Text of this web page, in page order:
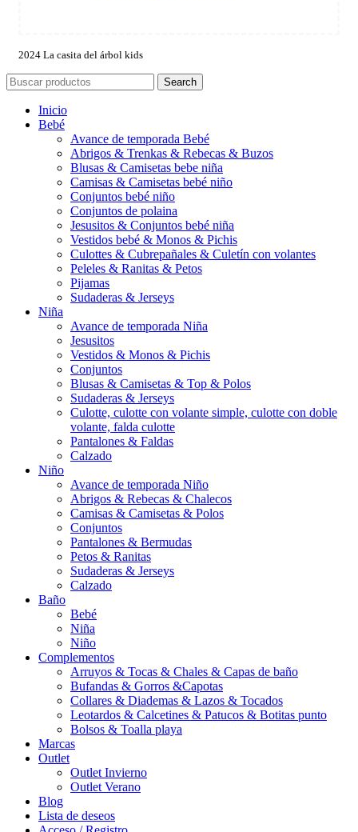
2024 La casita del árbol kids
Search
Inicio
Bebé
Avance de temporada Bebé
Abrigos & Trenkas & Rebecas & Buzos
Blusas & Camisetas bebe niña
Camisas & Camisetas bebé niño
Conjuntos bebé niño
Conjuntos de polaina
Jesusitos & Conjuntos bebé niña
Vestidos bebé & Monos & Pichis
Culottes & Cubrepañales & Culetín con volantes
Peleles & Ranitas & Petos
Pijamas
Sudaderas & Jerseys
Niña
Avance de temporada Niña
Jesusitos
Vestidos & Monos & Pichis
Conjuntos
Blusas & Camisetas & Top & Polos
Sudaderas & Jerseys
Culotte, culotte con volante simple, culotte con doble
volante, falda culotte
Pantalones & Faldas
Calzado
Niño
Avance de temporada Niño
Abrigos & Rebecas & Chalecos
Camisas & Camisetas & Polos
Conjuntos
Pantalones & Bermudas
Petos & Ranitas
Sudaderas & Jerseys
Calzado
Baño
Bebé
Niña
Niño
Complementos
Arruyos & Tocas & Chales & Capas de baño
Bufandas & Gorros &Capotas
Collares & Diademas & Lazos & Tocados
Leotardos & Calcetines & Patucos & Botitas punto
Bolsos & Toalla playa
Marcas
Outlet
Outlet Invierno
Outlet Verano
Blog
Lista de deseos